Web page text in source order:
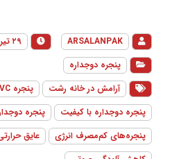
ARSALANPAK
۲۹ تیر ۱۴۰۴
پنجره دوجداره
آرامش در خانه رشت
پنجره UPVC رشت
پنجره دوجداره با کیفیت
پنجره
پنجره‌های کم‌مصرف انرژی
عایق